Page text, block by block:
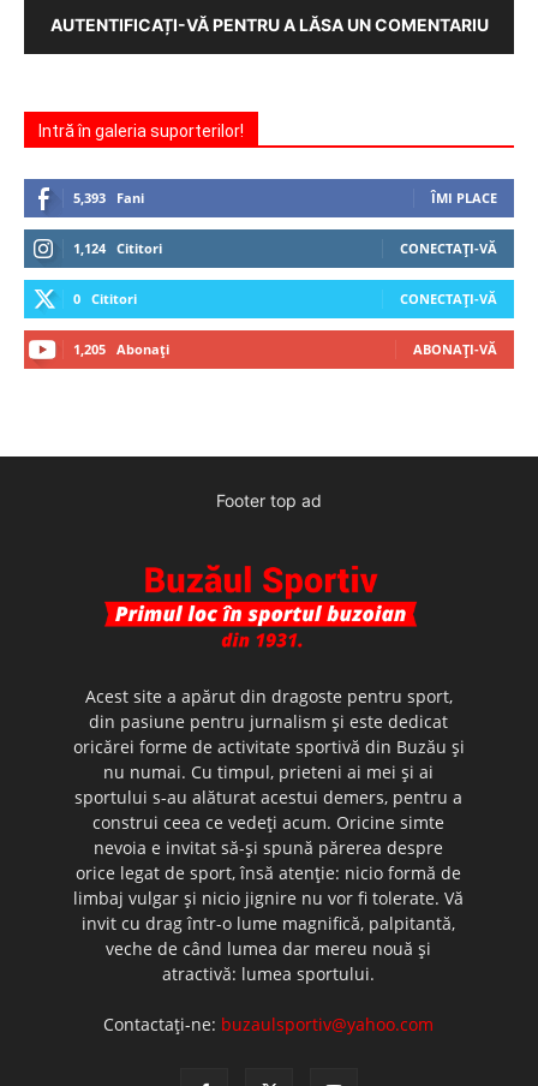
AUTENTIFICAȚI-VĂ PENTRU A LĂSA UN COMENTARIU
Intră în galeria suporterilor!
5,393 Fani ÎMI PLACE
1,124 Cititori CONECTAȚI-VĂ
0 Cititori CONECTAȚI-VĂ
1,205 Abonați ABONAȚI-VĂ
Footer top ad
Acest site a apărut din dragoste pentru sport,
din pasiune pentru jurnalism şi este dedicat
oricărei forme de activitate sportivă din Buzău şi
nu numai. Cu timpul, prieteni ai mei şi ai
sportului s-au alăturat acestui demers, pentru a
construi ceea ce vedeţi acum. Oricine simte
nevoia e invitat să-şi spună părerea despre
orice legat de sport, însă atenţie: nicio formă de
limbaj vulgar şi nicio jignire nu vor fi tolerate. Vă
invit cu drag într-o lume magnifică, palpitantă,
veche de când lumea dar mereu nouă şi
atractivă: lumea sportului.
Contactați-ne: buzaulsportiv@yahoo.com